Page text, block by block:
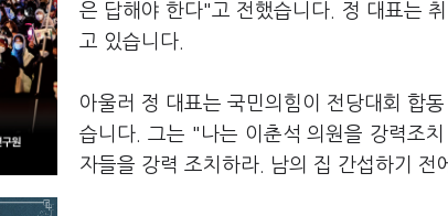
은 답해야 한다"고 전했습니다. 정 대표는
고 있습니다.
아울러 정 대표는 국민의힘이 전당대회 합
습니다. 그는 "나는 이춘석 의원을 강력조
자들을 강력 조치하라. 남의 집 간섭하기 전